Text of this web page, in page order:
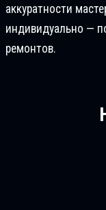
аккуратности
индивидуально —
ремонтов.